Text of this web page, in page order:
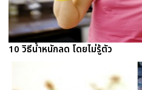
10 วิธีน้ำหนักลด โดยไม่รู้ตัว